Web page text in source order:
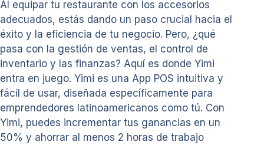
Al equipar tu restaurante con los accesorios
adecuados, estás dando un paso crucial hacia el
éxito y la eficiencia de tu negocio. Pero, ¿qué
pasa con la gestión de ventas, el control de
inventario y las finanzas? Aquí es donde Yimi
entra en juego. Yimi es una App POS intuitiva y
fácil de usar, diseñada específicamente para
emprendedores latinoamericanos como tú. Con
Yimi, puedes incrementar tus ganancias en un
50% y ahorrar al menos 2 horas de trabajo